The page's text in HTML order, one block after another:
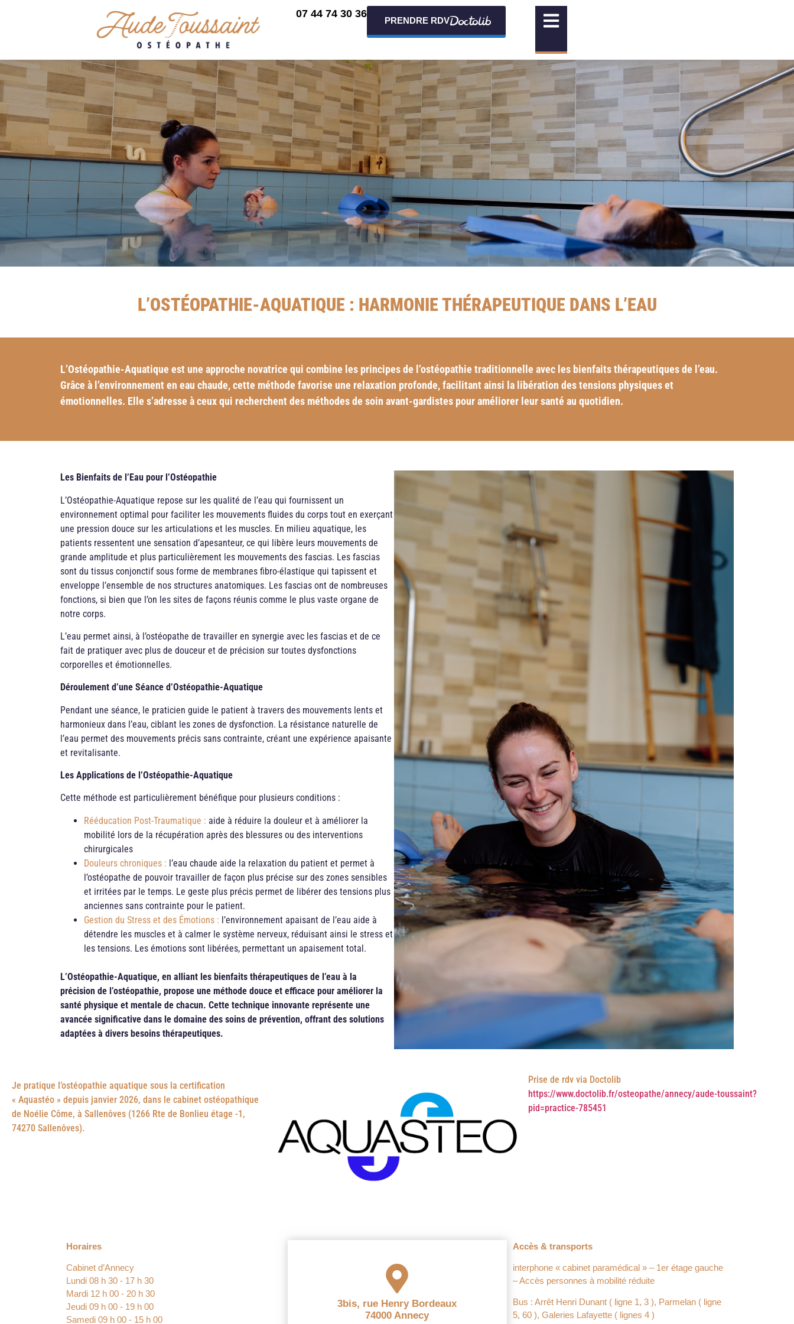
07 44 74 30 36
PRENDRE RDV
L’OSTÉOPATHIE-AQUATIQUE : HARMONIE THÉRAPEUTIQUE DANS L’EAU
L’Ostéopathie-Aquatique est une approche novatrice qui combine les principes de l’ostéopathie traditionnelle avec les bienfaits thérapeutiques de l’eau.
Grâce à l’environnement en eau chaude, cette méthode favorise une relaxation profonde, facilitant ainsi la libération des tensions physiques et
émotionnelles. Elle s’adresse à ceux qui recherchent des méthodes de soin avant-gardistes pour améliorer leur santé au quotidien.
Les Bienfaits de l’Eau pour l’Ostéopathie
L’Ostéopathie-Aquatique repose sur les qualité de l’eau qui fournissent un
environnement optimal pour faciliter les mouvements fluides du corps tout en exerçant
une pression douce sur les articulations et les muscles. En milieu aquatique, les
patients ressentent une sensation d’apesanteur, ce qui libère leurs mouvements de
grande amplitude et plus particulièrement les mouvements des fascias. Les fascias
sont du tissus conjonctif sous forme de membranes fibro-élastique qui tapissent et
enveloppe l’ensemble de nos structures anatomiques. Les fascias ont de nombreuses
fonctions, si bien que l’on les sites de façons réunis comme le plus vaste organe de
notre corps.
L’eau permet ainsi, à l’ostéopathe de travailler en synergie avec les fascias et de ce
fait de pratiquer avec plus de douceur et de précision sur toutes dysfonctions
corporelles et émotionnelles.
Déroulement d’une Séance d’Ostéopathie-Aquatique
Pendant une séance, le praticien guide le patient à travers des mouvements lents et
harmonieux dans l’eau, ciblant les zones de dysfonction. La résistance naturelle de
l’eau permet des mouvements précis sans contrainte, créant une expérience apaisante
et revitalisante.
Les Applications de l’Ostéopathie-Aquatique
Cette méthode est particulièrement bénéfique pour plusieurs conditions :
Rééducation Post-Traumatique : aide à réduire la douleur et à améliorer la
mobilité lors de la récupération après des blessures ou des interventions
chirurgicales
Douleurs chroniques : l’eau chaude aide la relaxation du patient et permet à
l’ostéopathe de pouvoir travailler de façon plus précise sur des zones sensibles
et irritées par le temps. Le geste plus précis permet de libérer des tensions plus
anciennes sans contrainte pour le patient.
Gestion du Stress et des Émotions : l’environnement apaisant de l’eau aide à
détendre les muscles et à calmer le système nerveux, réduisant ainsi le stress et
les tensions. Les émotions sont libérées, permettant un apaisement total.
L’Ostéopathie-Aquatique, en alliant les bienfaits thérapeutiques de l’eau à la
précision de l’ostéopathie, propose une méthode douce et efficace pour améliorer la
santé physique et mentale de chacun. Cette technique innovante représente une
avancée significative dans le domaine des soins de prévention, offrant des solutions
adaptées à divers besoins thérapeutiques.
Je pratique l’ostéopathie aquatique sous la certification
« Aquastéo » depuis janvier 2026, dans le cabinet ostéopathique
de Noélie Côme, à Sallenôves (1266 Rte de Bonlieu étage -1,
74270 Sallenôves).
Prise de rdv via Doctolib
https://www.doctolib.fr/osteopathe/annecy/aude-toussaint?
pid=practice-785451
Horaires
Cabinet d’Annecy
Lundi 08 h 30 ‐ 17 h 30
Mardi 12 h 00 ‐ 20 h 30
Jeudi 09 h 00 ‐ 19 h 00
Samedi 09 h 00 ‐ 15 h 00
3bis, rue Henry Bordeaux
74000 Annecy
Accès & transports
interphone « cabinet paramédical » – 1er étage gauche
– Accès personnes à mobilité réduite
Bus : Arrêt Henri Dunant ( ligne 1, 3 ), Parmelan ( ligne
5, 60 ), Galeries Lafayette ( lignes 4 )